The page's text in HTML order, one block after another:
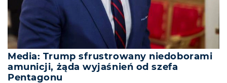
Media: Trump sfrustrowany niedoborami
amunicji, żąda wyjaśnień od szefa
Pentagonu